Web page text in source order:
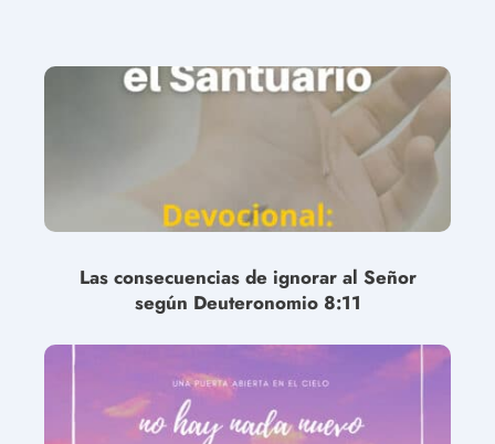
Las consecuencias de ignorar al Señor
según Deuteronomio 8:11